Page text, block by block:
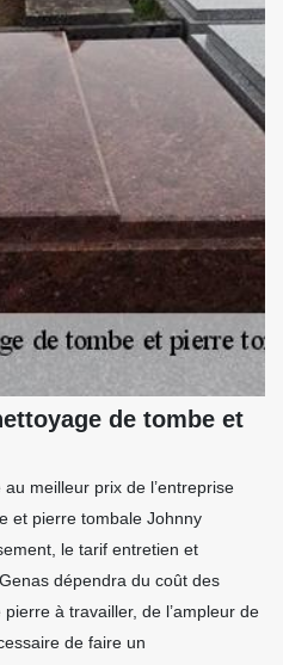
de tombe et
meilleur prix de l’entreprise
et pierre tombale Johnny
le tarif entretien et
dépendra du coût des
à travailler, de l’ampleur de
de faire un